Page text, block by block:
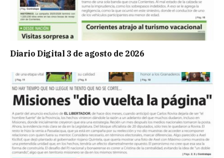
Diario Digital 3 de agosto de 2026